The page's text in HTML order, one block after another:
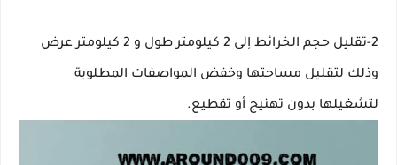
2-تقليل حجم الخرائط إلى 2 كيلومتر طول و 2 كيلومتر عرض
وذلك لتقليل مساحتها وخفض المواصفات المطلوبة
لتشغيلها بدون تهنيج أو تقطيع.